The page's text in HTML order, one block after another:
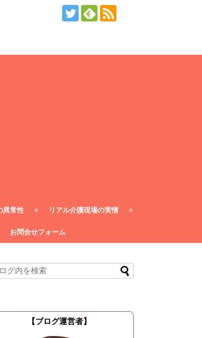
異常性 リアル介護現場の実情
お問合せフォーム
【ブログ運営者】